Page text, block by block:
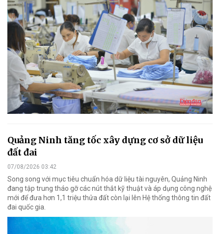
Quảng Ninh tăng tốc xây dựng cơ sở dữ liệu
đất đai
07/08/2026 03:42
Song song với mục tiêu chuẩn hóa dữ liệu tài nguyên, Quảng Ninh
đang tập trung tháo gỡ các nút thắt kỹ thuật và áp dụng công nghệ
mới để đưa hơn 1,1 triệu thửa đất còn lại lên Hệ thống thông tin đất
đai quốc gia.